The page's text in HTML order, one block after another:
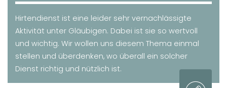
Hirtendienst ist eine leider sehr vernachlässigte
Aktivität unter Gläubigen. Dabei ist sie so wertvoll
und wichtig. Wir wollen uns diesem Thema einmal
stellen und überdenken, wo überall ein solcher
Dienst richtig und nützlich ist.